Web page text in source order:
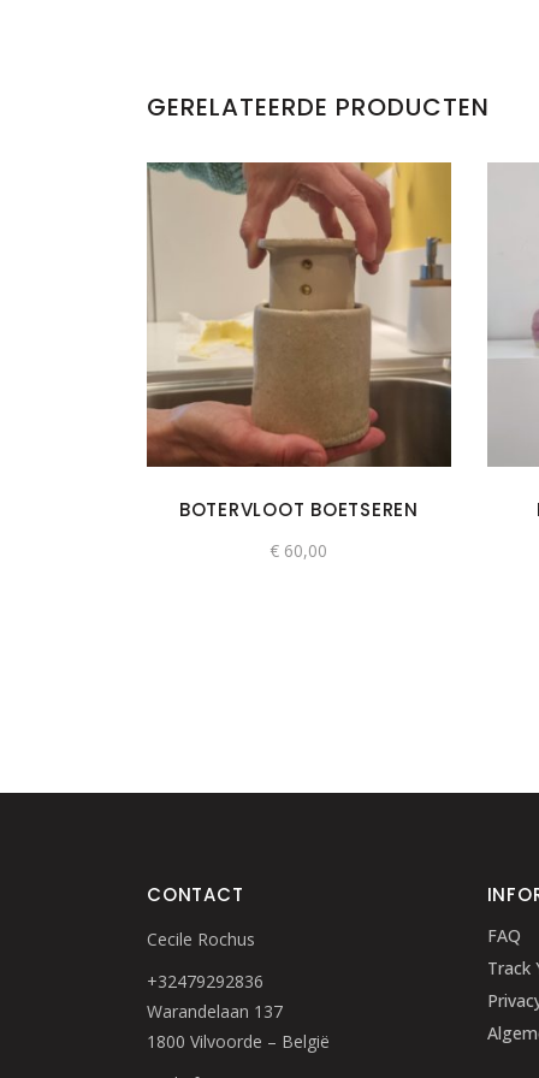
GERELATEERDE PRODUCTEN
Dit
variaties.
Deze
kan
gekozen
BOTERVLOOT BOETSEREN
€ 60,00
CONTACT
Cecile Rochus
+32479292836
Warandelaan 137
1800 Vilvoorde – België
FAQ
Track